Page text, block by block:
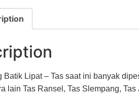
Batik Lipat – Tas saat ini banyak
lain Tas Ransel, Tas Slempang,